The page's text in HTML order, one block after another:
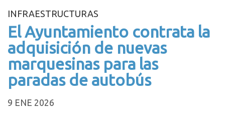
INFRAESTRUCTURAS
El Ayuntamiento contrata la
adquisición de nuevas
marquesinas para las
paradas de autobús
9 ENE 2026